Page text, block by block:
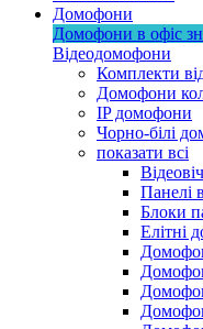
Домофони
Домофони в офіс
Відеодомофони
Комплекти
Домофони
IP домофони
Чорно-білі
показати всі
Панелі
Блоки
Елітні